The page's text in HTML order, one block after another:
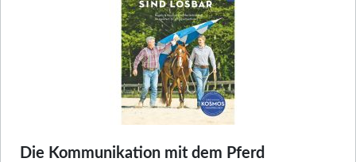
Die Kommunikation mit dem Pferd